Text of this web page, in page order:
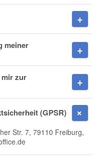
meiner
mir zur
(GPSR)
Str. 7, 79110 Freiburg,